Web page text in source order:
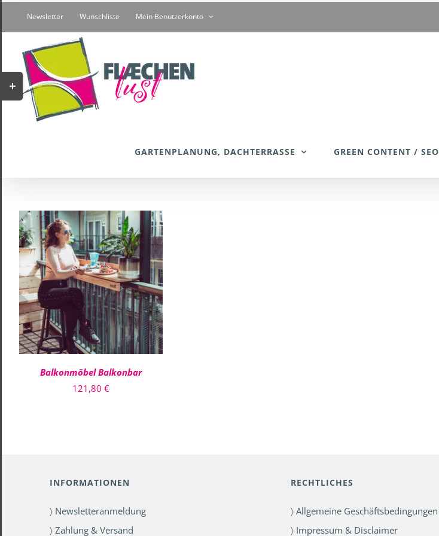
springen
Newsletter Wunschliste Mein Benutzerkonto
GARTENPLANUNG, DACHTERRASSE GREEN CONTENT / SEO
AUSFÜHRUNG WÄHLENDIESES
PRODUKT
WEIST
MEHRERE
VARIANTEN
AUF.
DIE
KÖNNEN
/
QUICK VIEW
Balkonmöbel Balkonbar
121,80 €
INFORMATIONEN
〉 Newsletteranmeldung
〉 Zahlung & Versand
RECHTLICHES
〉 Allgemeine Geschäftsbedingungen
〉 Impressum & Disclaimer
Toggle
Sliding